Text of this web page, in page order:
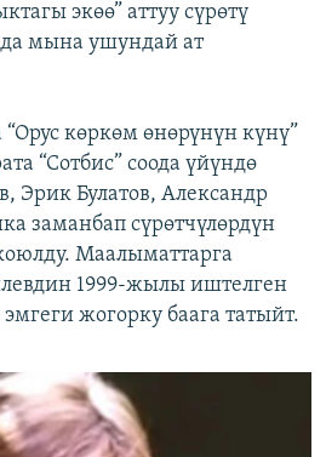
экөө” аттуу сүрөтү
мына ушундай ат
көркөм өнөрүнүн күнү”
“Сотбис” соода үйүндө
Эрик Булатов, Александр
заманбап сүрөтчүлөрдүн
Маалыматтарга
1999-жылы иштелген
эмгеги жогорку баага татыйт.